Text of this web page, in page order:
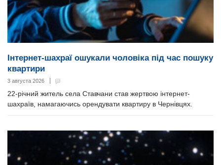
Інтернет-шахраї ошукали чоловіка під час пошуку
квартири
3 августа 2026
22-річний житель села Ставчани став жертвою інтернет-
шахраїв, намагаючись орендувати квартиру в Чернівцях.